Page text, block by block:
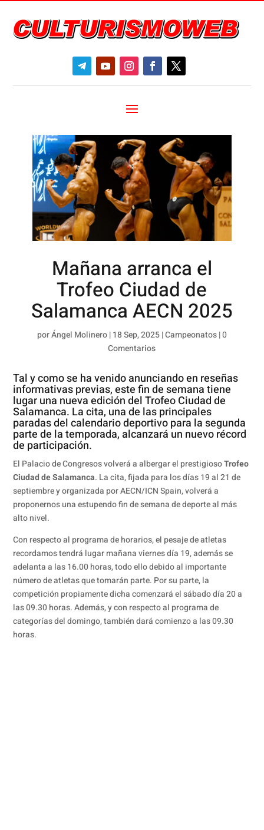
Mañana arranca el
Trofeo Ciudad de
Salamanca AECN 2025
porÁngel Molinero|18 Sep, 2025|Campeonatos|0
Comentarios
Tal y como se ha venido anunciando en reseñas
informativas previas, este fin de semana tiene
lugar una nueva edición del Trofeo Ciudad de
Salamanca. La cita, una de las principales
paradas del calendario deportivo para la segunda
parte de la temporada, alcanzará un nuevo récord
de participación.
El Palacio de Congresos volverá a albergar el prestigiosoTrofeo
Ciudad de Salamanca. La cita, fijada para los días 19 al 21 de
septiembre y organizada por AECN/ICN Spain, volverá a
proponernos una estupendo fin de semana de deporte al más
alto nivel.
Con respecto al programa de horarios, el pesaje de atletas
recordamos tendrá lugar mañana viernes día 19, además se
adelanta a las 16.00 horas, todo ello debido al importante
número de atletas que tomarán parte. Por su parte, la
competición propiamente dicha comenzará el sábado día 20 a
las 09.30 horas. Además, y con respecto al programa de
categorías del domingo, también dará comienzo a las 09.30
horas.